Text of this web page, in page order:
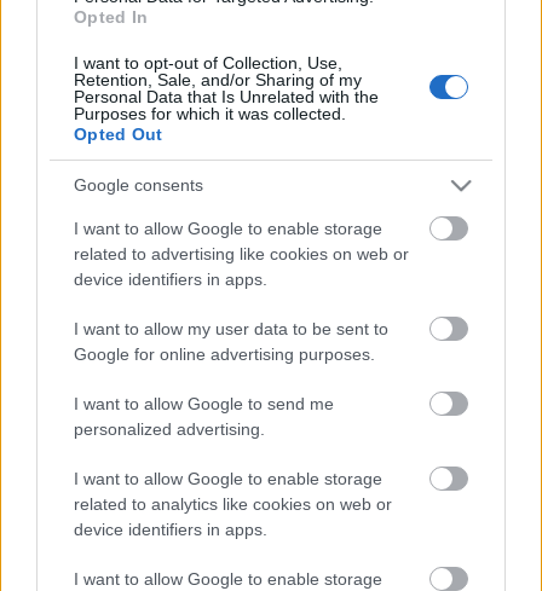
Opted In
I want to opt-out of Collection, Use,
Retention, Sale, and/or Sharing of my
Personal Data that Is Unrelated with the
Purposes for which it was collected.
Opted Out
Google consents
I want to allow Google to enable storage
related to advertising like cookies on web or
device identifiers in apps.
I want to allow my user data to be sent to
Google for online advertising purposes.
I want to allow Google to send me
personalized advertising.
I want to allow Google to enable storage
related to analytics like cookies on web or
device identifiers in apps.
I want to allow Google to enable storage
HIRDETÉS
Paks II.: Mit jelent az 5. blokk új
mérföldköve a felülvizsgálat
árnyékában?
Fontos a postaládákba költöző
széncinegék védelme